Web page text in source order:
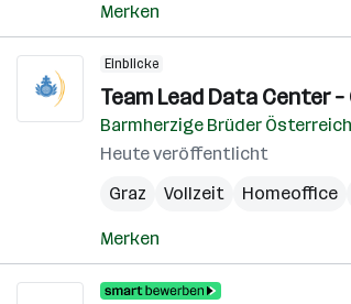
Merken
Einblicke
Team Lead Data Center –
Barmherzige Brüder Österreich
Heute veröffentlicht
Graz
Vollzeit Homeoffice
Merken